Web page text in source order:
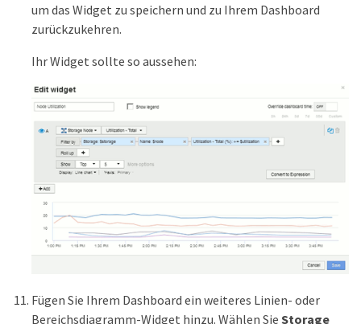
um das Widget zu speichern und zu Ihrem Dashboard
zurückzukehren.
Ihr Widget sollte so aussehen:
Fügen Sie Ihrem Dashboard ein weiteres Linien- oder
Bereichsdiagramm-Widget hinzu. Wählen Sie Storage